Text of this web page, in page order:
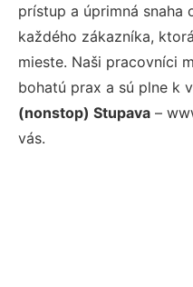
prístup a úprimná snaha
každého zákazníka,
mieste. Naši pracovníci
bohatú prax a sú plne k
(nonstop) Stupava –
vás.